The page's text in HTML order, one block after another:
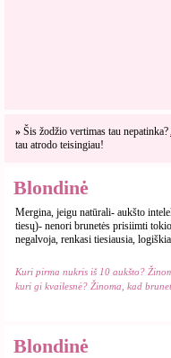
» Šis žodžio vertimas tau nepatinka?
tau atrodo teisingiau!
Blondinė
Mergina, jeigu natūrali- aukšto
tiesų)- nenori brunetės prisiimti
negalvoja, renkasi tiesiausia,
Kuri pirma nukris iš 10 aukšto?
kuri gi kvailesnė? Žinoma, kad
Blondinė